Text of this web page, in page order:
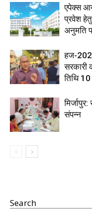
एपेक्स
प्रवेश
अनुमति
हज-
सरकारी
तिथि
संपन्न
Search